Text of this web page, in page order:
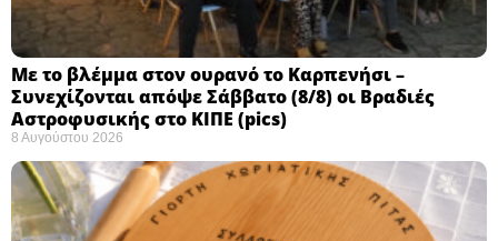
Με το βλέμμα στον ουρανό το Καρπενήσι –
Συνεχίζονται απόψε Σάββατο (8/8) οι Βραδιές
Αστροφυσικής στο ΚΙΠΕ (pics)
8 Αυγούστου 2026